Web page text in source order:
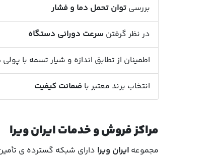
بررسی توان تحمل دما و فشار
در نظر گرفتن سرعت دورانی دستگاه
اطمینان از تطابق اندازه و شیار تسمه با پولی
انتخاب برند معتبر با ضمانت کیفیت
مراکز فروش و خدمات ایران ویرا
مجموعه ایران ویرا دارای شبکه گسترده ی